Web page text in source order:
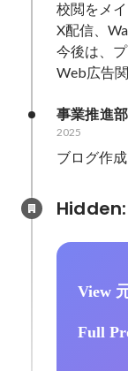
校閲をメ
X配信、
今後は、
Web広告
事業推進部
2025
ブログ作
View
Full